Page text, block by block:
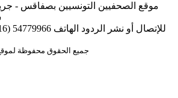
موقع الصحفيين التونسيين بصفاقس -
جميع الحقوق محفوظة لموقع